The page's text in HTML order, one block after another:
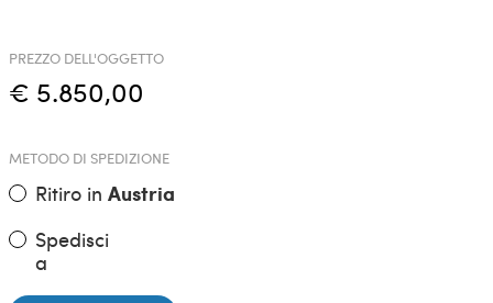
PREZZO DELL'OGGETTO
€ 5.850,00
METODO DI SPEDIZIONE
Ritiro in Austria
Spedisci
a